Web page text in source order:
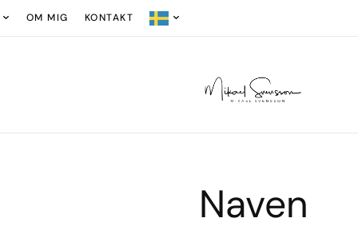
OM MIG KONTAKT
Naven